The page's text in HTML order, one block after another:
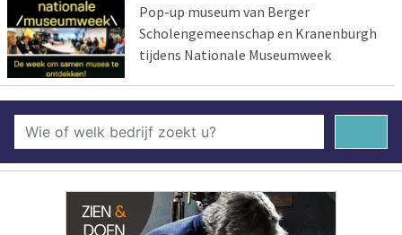
Pop-up museum van Berger
Scholengemeenschap en Kranenburgh
tijdens Nationale Museumweek